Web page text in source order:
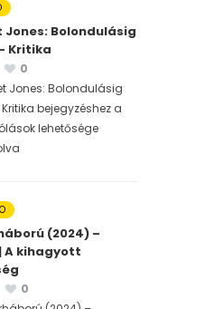
Jones: Bolondulásig
Kritika
0
Jones: Bolondulásig
bejegyzéshez a
lehetősége
(2024) –
A kihagyott
0